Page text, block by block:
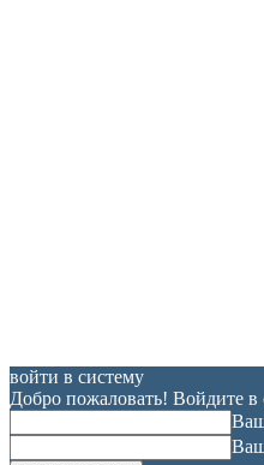
войти в систему
Добро пожаловать! Войдите